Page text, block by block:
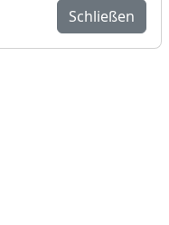
Schließen